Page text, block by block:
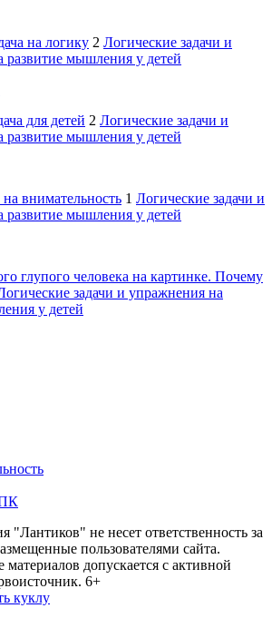
на логику 2 Логические задачи и
развитие мышления у детей
для детей 2 Логические задачи и
развитие мышления у детей
на внимательность 1 Логические задачи и
развитие мышления у детей
глупого человека на картинке. Почему
задачи и упражнения на
у детей
"Лантиков" не несет ответственность за
пользователями сайта.
материалов допускается с активной
6+
куклу